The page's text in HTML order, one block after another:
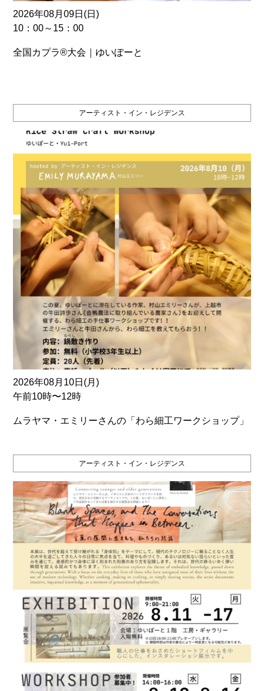
2026年08月09日(日)
10：00～15：00
全国カプラ®大会｜ゆいぽーと
アーティスト・イン・レジデンス
2026年08月10日(月)
午前10時〜12時
ムラヤマ・エミリーさんの「わら細工ワークショップ」
アーティスト・イン・レジデンス